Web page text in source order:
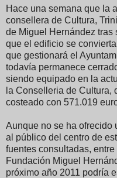
Hace una semana que la
consellera de Cultura,
de Miguel Hernández tras
que el edificio se
que gestionará el
todavía permanece
siendo equipado en la
la Conselleria de Cultura,
costeado con 571.019
Aunque no se ha ofrecido
al público del centro de
fuentes consultadas,
Fundación Miguel
próximo año 2011 podría